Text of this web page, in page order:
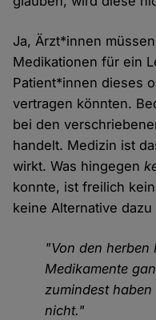
Ja, Ärzt*innen
Medikationen für ein
Patient*innen dieses
vertragen könnten.
bei den
handelt. Medizin ist
wirkt. Was hingegen
konnte, ist freilich
keine Alternative dazu
"Von den herben
Medikamente
zumindest
nicht."